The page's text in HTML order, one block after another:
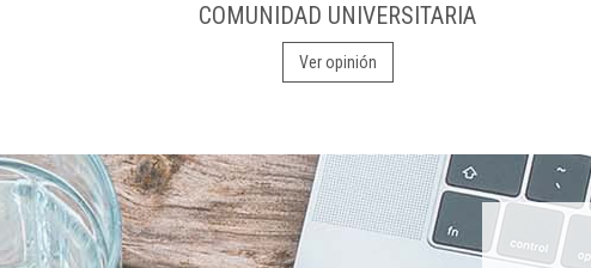
COMUNIDAD UNIVERSITARIA
Ver opinión